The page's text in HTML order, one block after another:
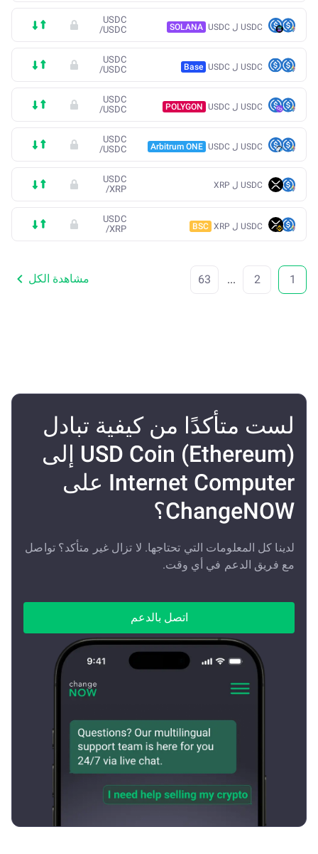
USDC ل USDC SOLANA
USDC
/USDC
USDC ل USDC Base
USDC
/USDC
USDC ل USDC POLYGON
USDC
/USDC
USDC ل USDC Arbitrum ONE
USDC
/USDC
USDC ل XRP
USDC
/XRP
USDC ل XRP BSC
USDC
/XRP
1
2
...
63 مشاهدة الكل
لست متأكدًا من كيفية تبادل
USD Coin (Ethereum) إلى
Internet Computer على
ChangeNOW؟
لدينا كل المعلومات التي تحتاجها. لا تزال غير متأكد؟ تواصل
مع فريق الدعم في أي وقت.
اتصل بالدعم